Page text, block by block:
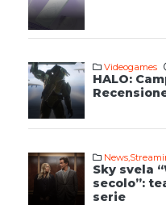
Videogames
HALO:
News,
Sky svela
secolo”:
serie